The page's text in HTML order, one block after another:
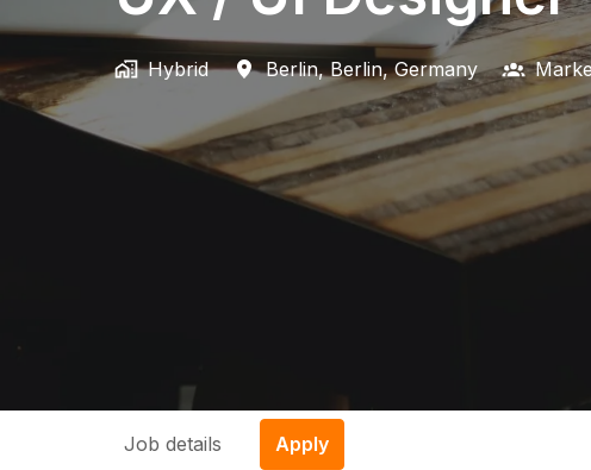
Hybrid Berlin, Berlin, Germany
Job details Apply